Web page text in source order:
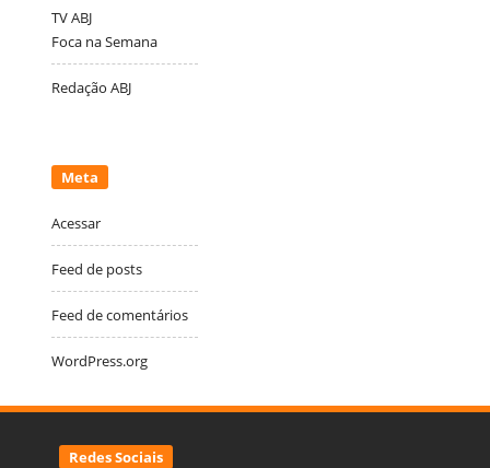
TV ABJ
Foca na Semana
Redação ABJ
Meta
Acessar
Feed de posts
Feed de comentários
WordPress.org
Redes Sociais